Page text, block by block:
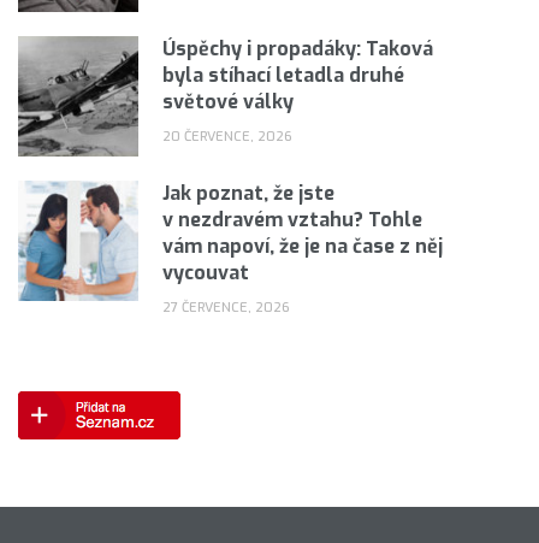
Úspěchy i propadáky: Taková
byla stíhací letadla druhé
světové války
20 ČERVENCE, 2026
Jak poznat, že jste
v nezdravém vztahu? Tohle
vám napoví, že je na čase z něj
vycouvat
27 ČERVENCE, 2026